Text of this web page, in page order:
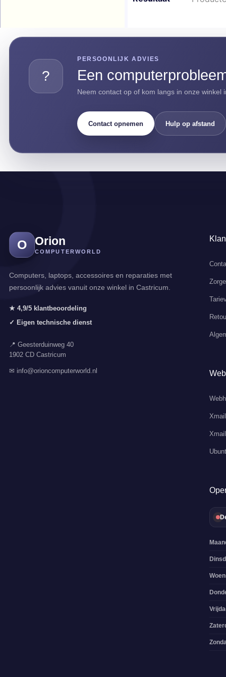
?
PERSOONLIJK ADVIES
Een
Neem contact op of kom langs in onze winkel
Contact opnemen Hulp op afstand
O Orion
COMPUTERWORLD
Computers, laptops, accessoires en reparaties met
persoonlijk advies vanuit onze winkel in Castricum.
★ 4,9/5 klantbeoordeling
✓ Eigen technische dienst
📍 Geesterduinweg 40
1902 CD Castricum
✉ info@orioncomputerworld.nl